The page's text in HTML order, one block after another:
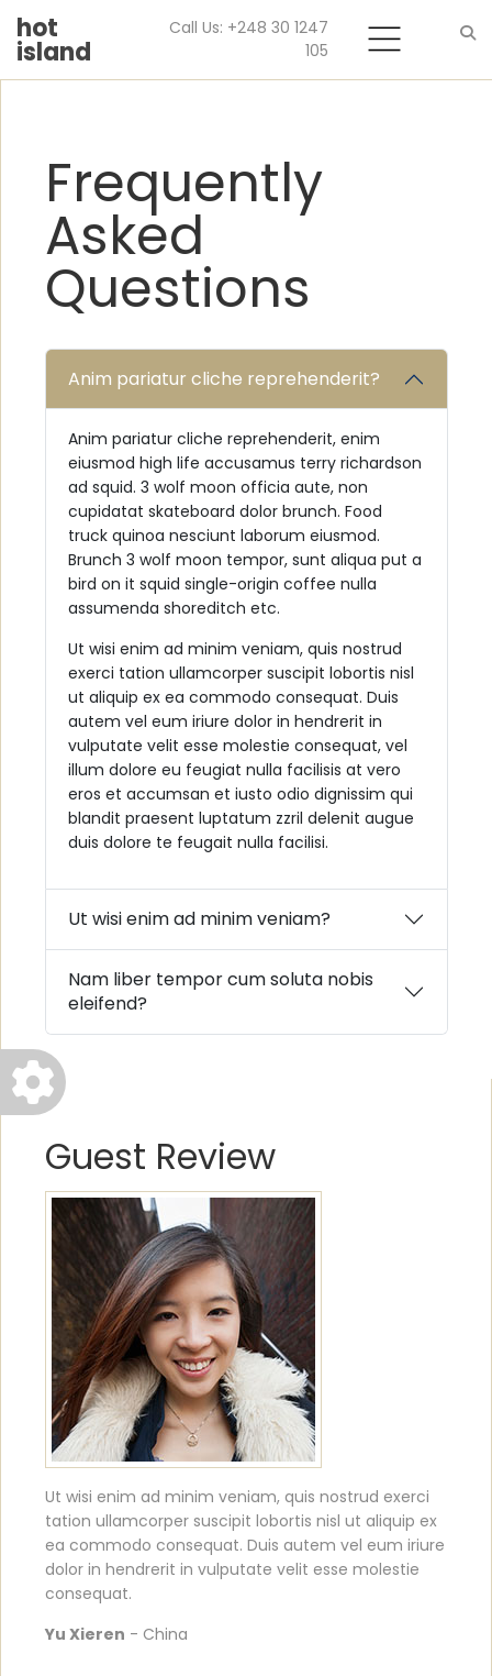
hot
island
Call Us: +248 30 1247
105
Frequently
Asked
Questions
Anim pariatur cliche reprehenderit?
Anim pariatur cliche reprehenderit, enim
eiusmod high life accusamus terry richardson
ad squid. 3 wolf moon officia aute, non
cupidatat skateboard dolor brunch. Food
truck quinoa nesciunt laborum eiusmod.
Brunch 3 wolf moon tempor, sunt aliqua put a
bird on it squid single-origin coffee nulla
assumenda shoreditch etc.
Ut wisi enim ad minim veniam, quis nostrud
exerci tation ullamcorper suscipit lobortis nisl
ut aliquip ex ea commodo consequat. Duis
autem vel eum iriure dolor in hendrerit in
vulputate velit esse molestie consequat, vel
illum dolore eu feugiat nulla facilisis at vero
eros et accumsan et iusto odio dignissim qui
blandit praesent luptatum zzril delenit augue
duis dolore te feugait nulla facilisi.
Ut wisi enim ad minim veniam?
Nam liber tempor cum soluta nobis
eleifend?
Guest Review
Ut wisi enim ad minim veniam, quis nostrud exerci
tation ullamcorper suscipit lobortis nisl ut aliquip ex
ea commodo consequat. Duis autem vel eum iriure
dolor in hendrerit in vulputate velit esse molestie
consequat.
Yu Xieren - China